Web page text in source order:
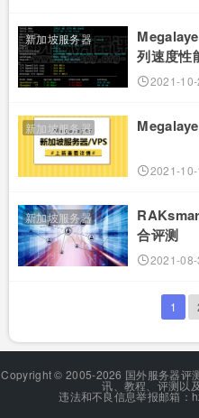
新加坡服务器
列速度性
2021-10-
新加坡服务器
2021-10-
新加坡服务器
合评测
2021-08-
1
Copyright © 2005-2026 国外服务器评
讯、教程、评测以
违法和不良信息举报邮箱：